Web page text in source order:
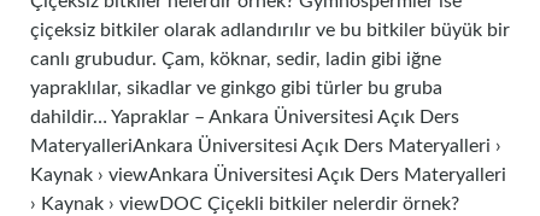
çiçeksiz bitkiler olarak adlandırılır ve bu bitkiler büyük bir
canlı grubudur. Çam, köknar, sedir, ladin gibi iğne
yapraklılar, sikadlar ve ginkgo gibi türler bu gruba
dahildir… Yapraklar – Ankara Üniversitesi Açık Ders
MateryalleriAnkara Üniversitesi Açık Ders Materyalleri ›
Kaynak › viewAnkara Üniversitesi Açık Ders Materyalleri
› Kaynak › viewDOC Çiçekli bitkiler nelerdir örnek?